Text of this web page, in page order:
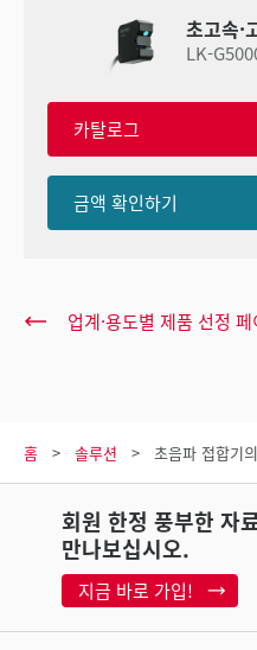
초고속·
LK-
카탈로그
금액 확인하기
업계·용도별 제품 선정
홈 솔루션 초음파 접합기
회원 한정 풍부한 자
만나보십시오.
지금 바로 가입!